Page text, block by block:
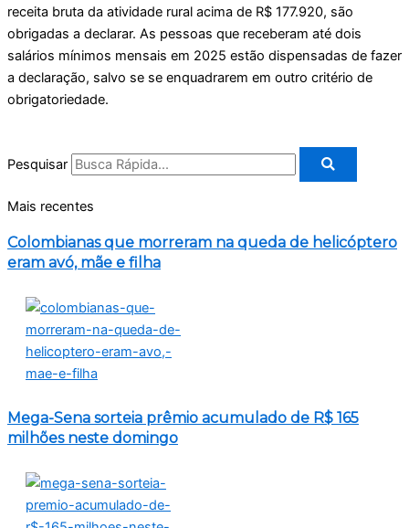
receita bruta da atividade rural acima de R$ 177.920, são
obrigadas a declarar. As pessoas que receberam até dois
salários mínimos mensais em 2025 estão dispensadas de fazer
a declaração, salvo se se enquadrarem em outro critério de
obrigatoriedade.
Pesquisar
Mais recentes
Colombianas que morreram na queda de helicóptero
eram avó, mãe e filha
Mega-Sena sorteia prêmio acumulado de R$ 165
milhões neste domingo